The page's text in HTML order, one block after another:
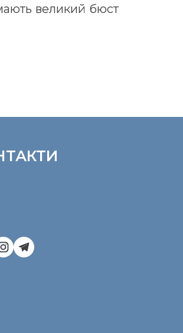
великий бюст